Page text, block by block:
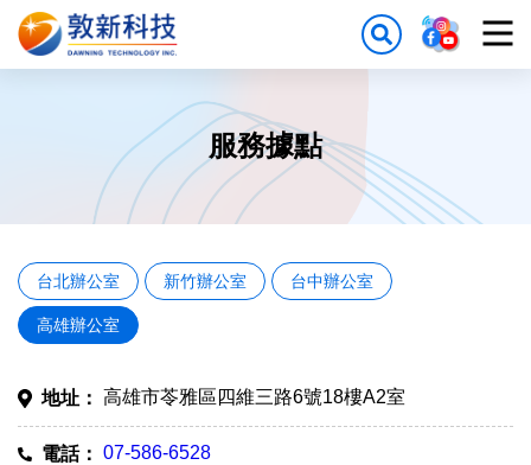
服務據點
台北辦公室 新竹辦公室 台中辦公室
高雄辦公室
地址： 高雄市苓雅區四維三路6號18樓A2室
電話： 07-586-6528